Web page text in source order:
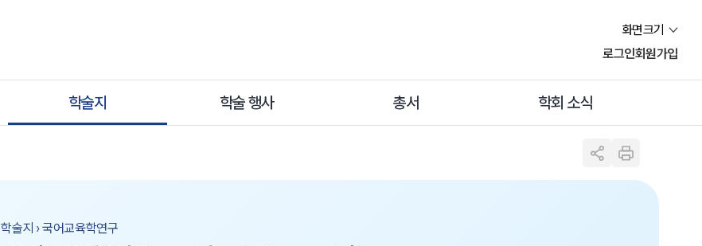
화면크기
로그인회원가입
학술지 학술 행사 총서 학회 소식
학술지 › 국어교육학연구